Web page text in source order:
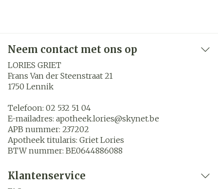
Neem contact met ons op
LORIES GRIET
Frans Van der Steenstraat 21
1750 Lennik
Telefoon: 02 532 51 04
E-mailadres: apotheek.lories@skynet.be
APB nummer: 237202
Apotheek titularis: Griet Lories
BTW nummer: BE0644886088
Klantenservice